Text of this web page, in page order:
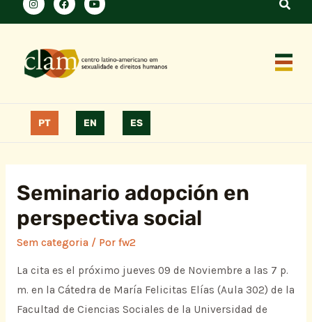
PT EN ES
Seminario adopción en
perspectiva social
Sem categoria/ Por fw2
La cita es el próximo jueves 09 de Noviembre a las 7 p.
m. en la Cátedra de María Felicitas Elías (Aula 302) de la
Facultad de Ciencias Sociales de la Universidad de